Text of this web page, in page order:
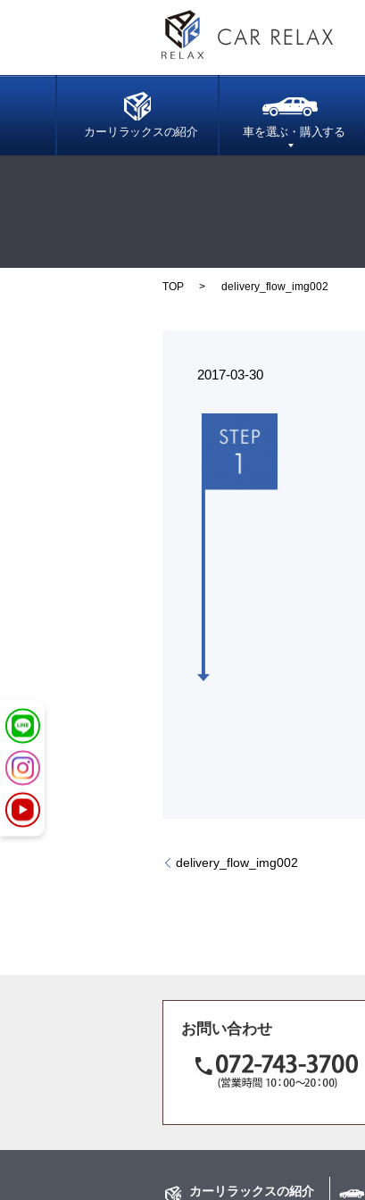
カーリラックスの紹介 車を選ぶ・購入する
TOP delivery_flow_img002
2017-03-30
delivery_flow_img002
お問い合わせ
カーリラックスの紹介